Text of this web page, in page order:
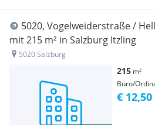
5020, Vogelweiderstraße /
mit 215 m² in Salzburg Itzling
5020 Salzburg
215 m²
Büro/
€